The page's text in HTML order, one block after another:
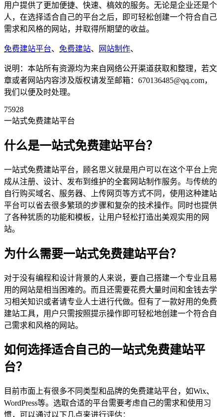
用户提供了更加便捷、快速、槁效的服务。无论是企业还是个
人，在选择适合自己的平台之后，即可轻松创建一个符合自己
需求和风格的网站，并取得所期望的收益。
免费建站平台、 免费建站、 网站制作、
说明：本站所有资源均为来自网络公开渠道获取和整理，若文
章或者网站内容涉及版权请发至邮箱：670136485@qq.com，
我们以便及时处理。
75928
一站式免费建站平台
什么是一站式免费建站平台？
一站式免费建站平台，顾名思义就是用户可以在这个平台上完
成从注册、设计、发布到维护的全套网站制作服务。与传统的
自行购买域名、服务器、上传网页等方式不同，使用这种建站
平台可以省去很多繁琐的步骤和复杂的技术操作。同时也提供
了各种犹质的功能和模板，让用户轻松打造出美观实用的网
站。
为什么需要一站式免费建站平台？
对于没有编程和设计背景的人来说，要自己搭建一个专业且易
用的网站是相当困难的。而且还需要花费大量时间和金钱去学
习相关知识或者请专业人士进行代做。但有了一款好用的免费
建站工具，用户只需按照提示操作即可轻松地创建一个符合自
己需求和风格的网站。
如何选择适合自己的一站式免费建站平
台？
目前市面上有很多不同类型和品牌的免费建站平台，如Wix、
WordPress等。选取合适的平台需要考虑自己的需求和使用习
惯，可以通过以下几点来进行评估：